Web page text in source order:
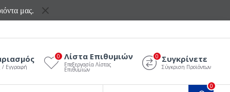
μας.
/ Εγγραφή
Λίστα Επιθυμιών
Επεξεργασία Λίστας
Επιθυμιών
0 Συγκρίνετε
Σύγκριση Προϊόντων
0
0